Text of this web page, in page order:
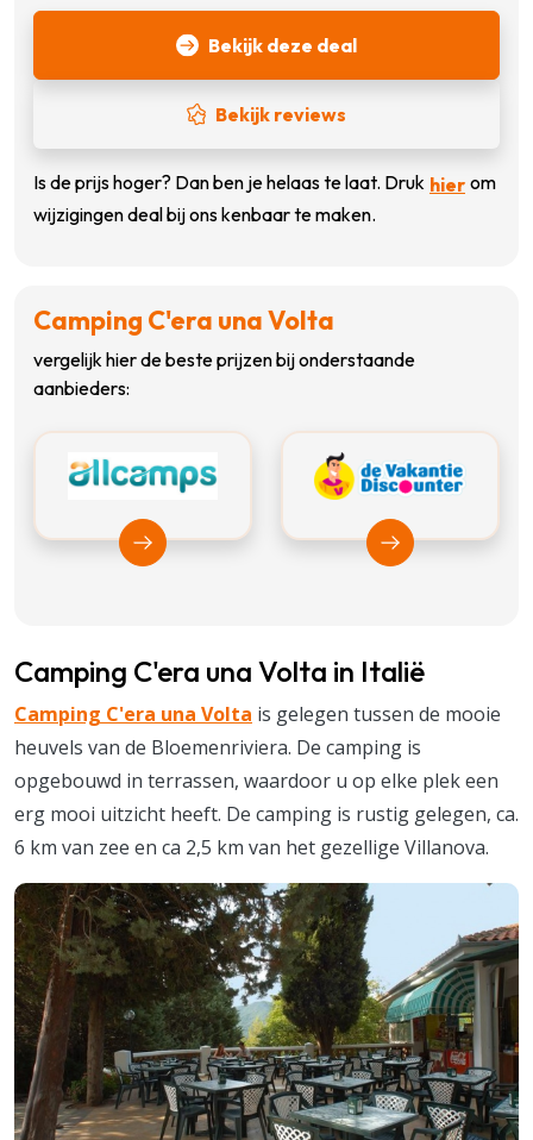
Bekijk deze deal
Bekijk reviews
Is de prijs hoger? Dan ben je helaas te laat. Druk hier om
wijzigingen deal bij ons kenbaar te maken.
Camping C'era una Volta
vergelijk hier de beste prijzen bij onderstaande
aanbieders:
Bekijk Allcamps Bekijk
Camping C'era una Volta in Italië
Camping C'era una Volta is gelegen tussen de mooie
heuvels van de Bloemenriviera. De camping is
opgebouwd in terrassen, waardoor u op elke plek een
erg mooi uitzicht heeft. De camping is rustig gelegen, ca.
6 km van zee en ca 2,5 km van het gezellige Villanova.